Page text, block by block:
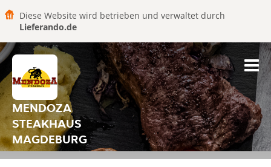
Diese Website wird betrieben und verwaltet durch
Lieferando.de
MENDOZA
STEAKHAUS
MAGDEBURG